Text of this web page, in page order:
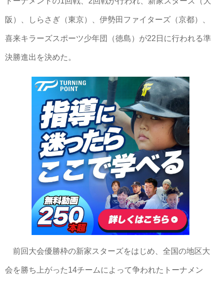
阪）、しらさぎ（東京）、伊勢田ファイターズ（京都）、
喜来キラーズスポーツ少年団（徳島）が22日に行われる準
決勝進出を決めた。
前回大会優勝枠の新家スターズをはじめ、全国の地区大
会を勝ち上がった14チームによって争われたトーナメン